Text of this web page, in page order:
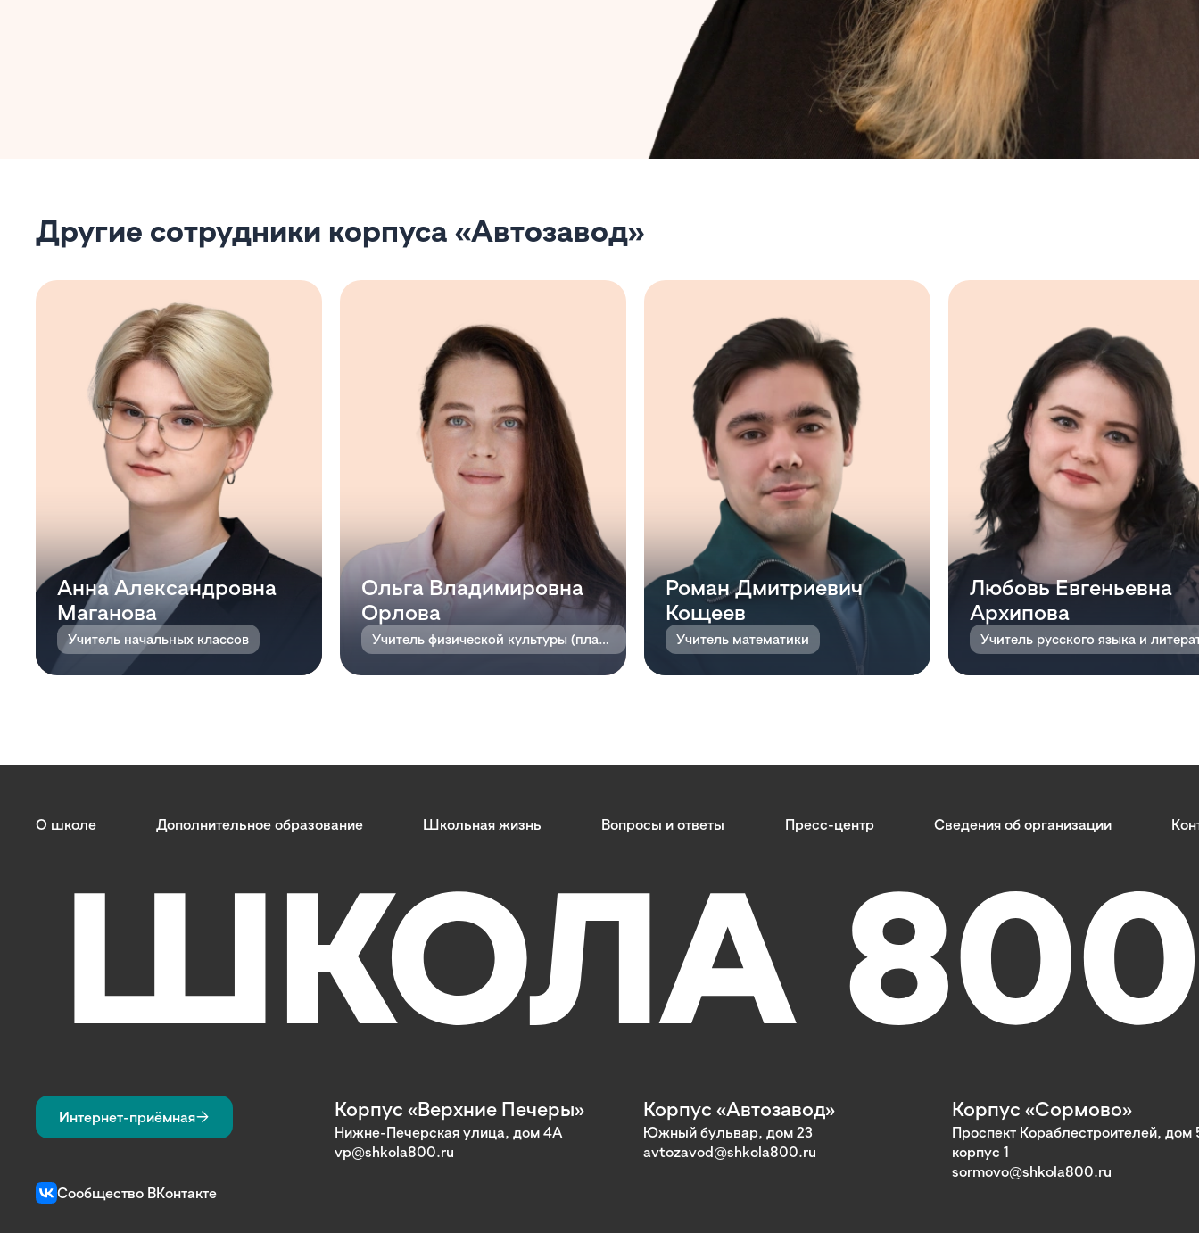
Другие сотрудники корпуса «Автозавод»
Анна Александровна
Маганова
Учитель начальных классов
Ольга Владимировна
Орлова
Учитель физической культуры (плавание)
Роман Дмитриевич
Кощеев
Учитель математики
Любовь Евгеньевна
Архипова
О школе Дополнительное образование Школьная жизнь Вопросы и ответы Пресс-центр Сведения об организации
Интернет-приёмная Корпус «Верхние Печеры»
Нижне-Печерская улица, дом 4А
vp@shkola800.ru
Корпус «Автозавод»
Южный бульвар, дом 23
avtozavod@shkola800.ru
Корпус «Сормово»
Проспект Кораблестроителей, дом
корпус 1
sormovo@shkola800.ru
Сообщество ВКонтакте